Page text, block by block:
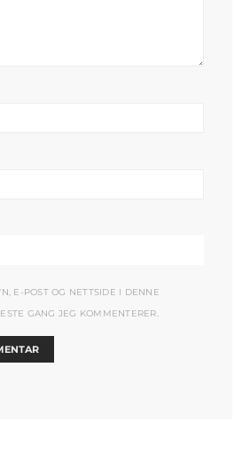
E-POST OG NETTSIDE I DENNE
GANG JEG KOMMENTERER.